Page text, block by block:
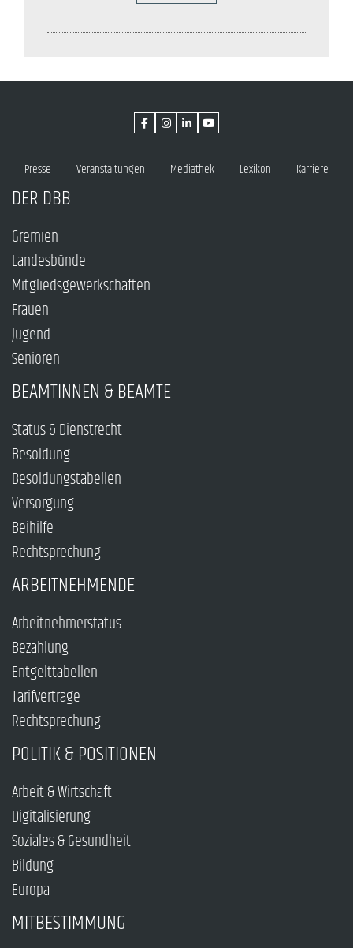
Presse Veranstaltungen Mediathek Lexikon Karriere
DER DBB
Gremien
Landesbünde
Mitgliedsgewerkschaften
Frauen
Jugend
Senioren
BEAMTINNEN & BEAMTE
Status & Dienstrecht
Besoldung
Besoldungstabellen
Versorgung
Beihilfe
Rechtsprechung
ARBEITNEHMENDE
Arbeitnehmerstatus
Bezahlung
Entgelttabellen
Tarifverträge
Rechtsprechung
POLITIK & POSITIONEN
Arbeit & Wirtschaft
Digitalisierung
Soziales & Gesundheit
Bildung
Europa
MITBESTIMMUNG